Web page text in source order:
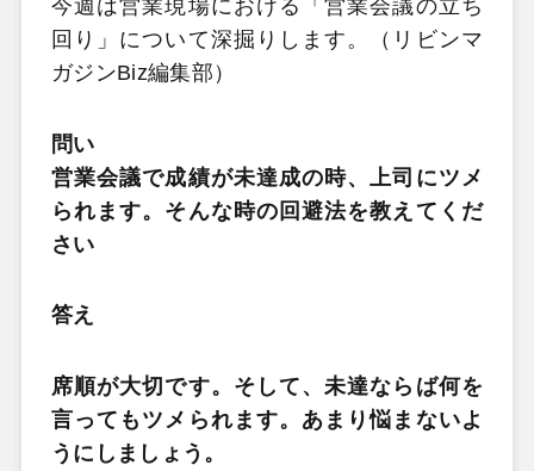
今週は営業現場における「営業会議の立ち
回り」について深掘りします。（リビンマ
ガジンBiz編集部）
問い
営業会議で成績が未達成の時、上司にツメ
られます。そんな時の回避法を教えてくだ
さい
答え
席順が大切です。そして、未達ならば何を
言ってもツメられます。あまり悩まないよ
うにしましょう。